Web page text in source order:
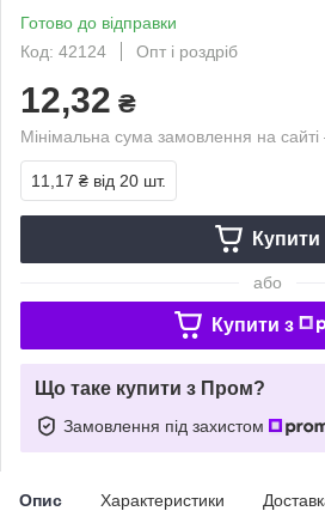
Готово до відправки
Код: 42124
Опт і роздріб
12,32 ₴
Мінімальна сума замовлення на
11,17 ₴ від 20 шт.
Купити
або
Купити з
Що таке купити з Пром?
Замовлення під захистом
Опис Характеристики